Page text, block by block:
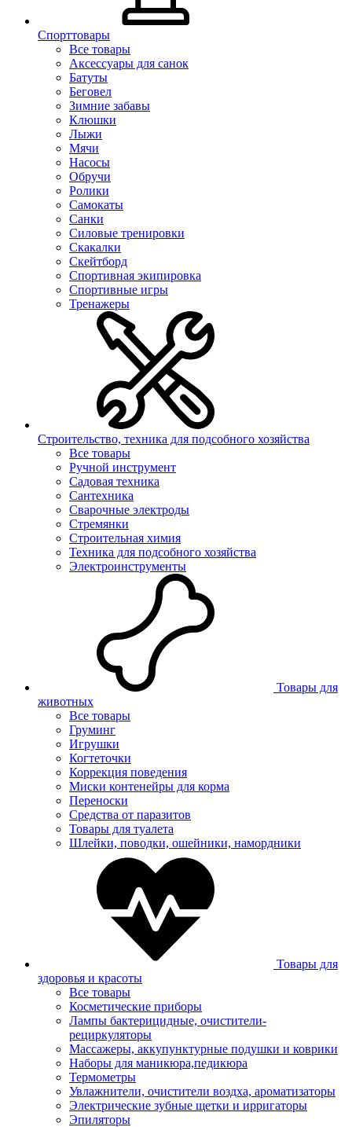
Спорттовары
Все товары
Аксессуары для санок
Батуты
Беговел
Зимние забавы
Клюшки
Лыжи
Мячи
Насосы
Обручи
Ролики
Самокаты
Санки
Силовые тренировки
Скакалки
Скейтборд
Спортивная экипировка
Спортивные игры
Тренажеры
Строительство, техника для подсобного хозяйства
Все товары
Ручной инструмент
Садовая техника
Сантехника
Сварочные электроды
Стремянки
Строительная химия
Техника для подсобного хозяйства
Электроинструменты
Товары для
животных
Все товары
Груминг
Игрушки
Когтеточки
Коррекция поведения
Миски контенейры для корма
Переноски
Средства от паразитов
Товары для туалета
Шлейки, поводки, ошейники, намордники
Товары для
здоровья и красоты
Все товары
Косметические приборы
Лампы бактерицидные, очистители-
рециркуляторы
Массажеры, аккупунктурные подушки и коврики
Наборы для маникюра,педикюра
Термометры
Увлажнители, очистители воздха, ароматизаторы
Электрические зубные щетки и ирригаторы
Эпиляторы